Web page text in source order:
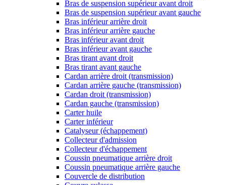
Bras de suspension supérieur avant droit
Bras de suspension supérieur avant gauche
Bras inférieur arrière droit
Bras inférieur arrière gauche
Bras inférieur avant droit
Bras inférieur avant gauche
Bras tirant avant droit
Bras tirant avant gauche
Cardan arrière droit (transmission)
Cardan arrière gauche (transmission)
Cardan droit (transmission)
Cardan gauche (transmission)
Carter huile
Carter inférieur
Catalyseur (échappement)
Collecteur d'admission
Collecteur d'échappement
Coussin pneumatique arrière droit
Coussin pneumatique arrière gauche
Couvercle de distribution